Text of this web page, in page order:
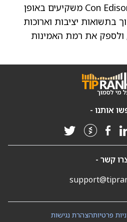
ורכביהם. הוא הוסיף ש‑Con Edison משקיעים באופן
בתשואות יציבות וארוכות
ולספק את רמת האמינות
אותנו -
קשר -
הצהרת נגישותפרטיות